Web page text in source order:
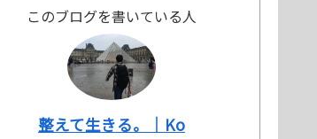
このブログを書いている人
整えて生きる。｜Ko